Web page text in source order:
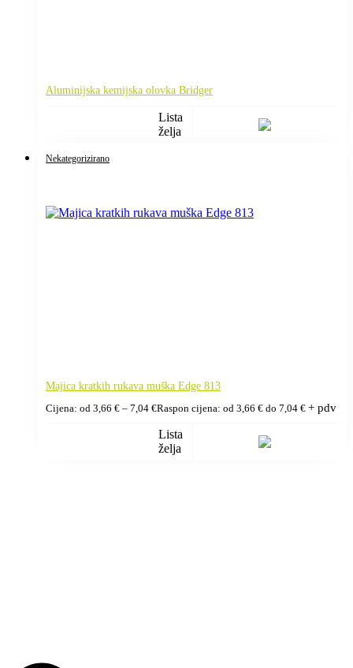
Aluminijska kemijska olovka Bridger
Lista
želja
Nekategorizirano
Majica kratkih rukava muška Edge 813
Cijena: od 3,66 € – 7,04 €Raspon cijena: od 3,66 € do 7,04 € + pdv
Lista
želja